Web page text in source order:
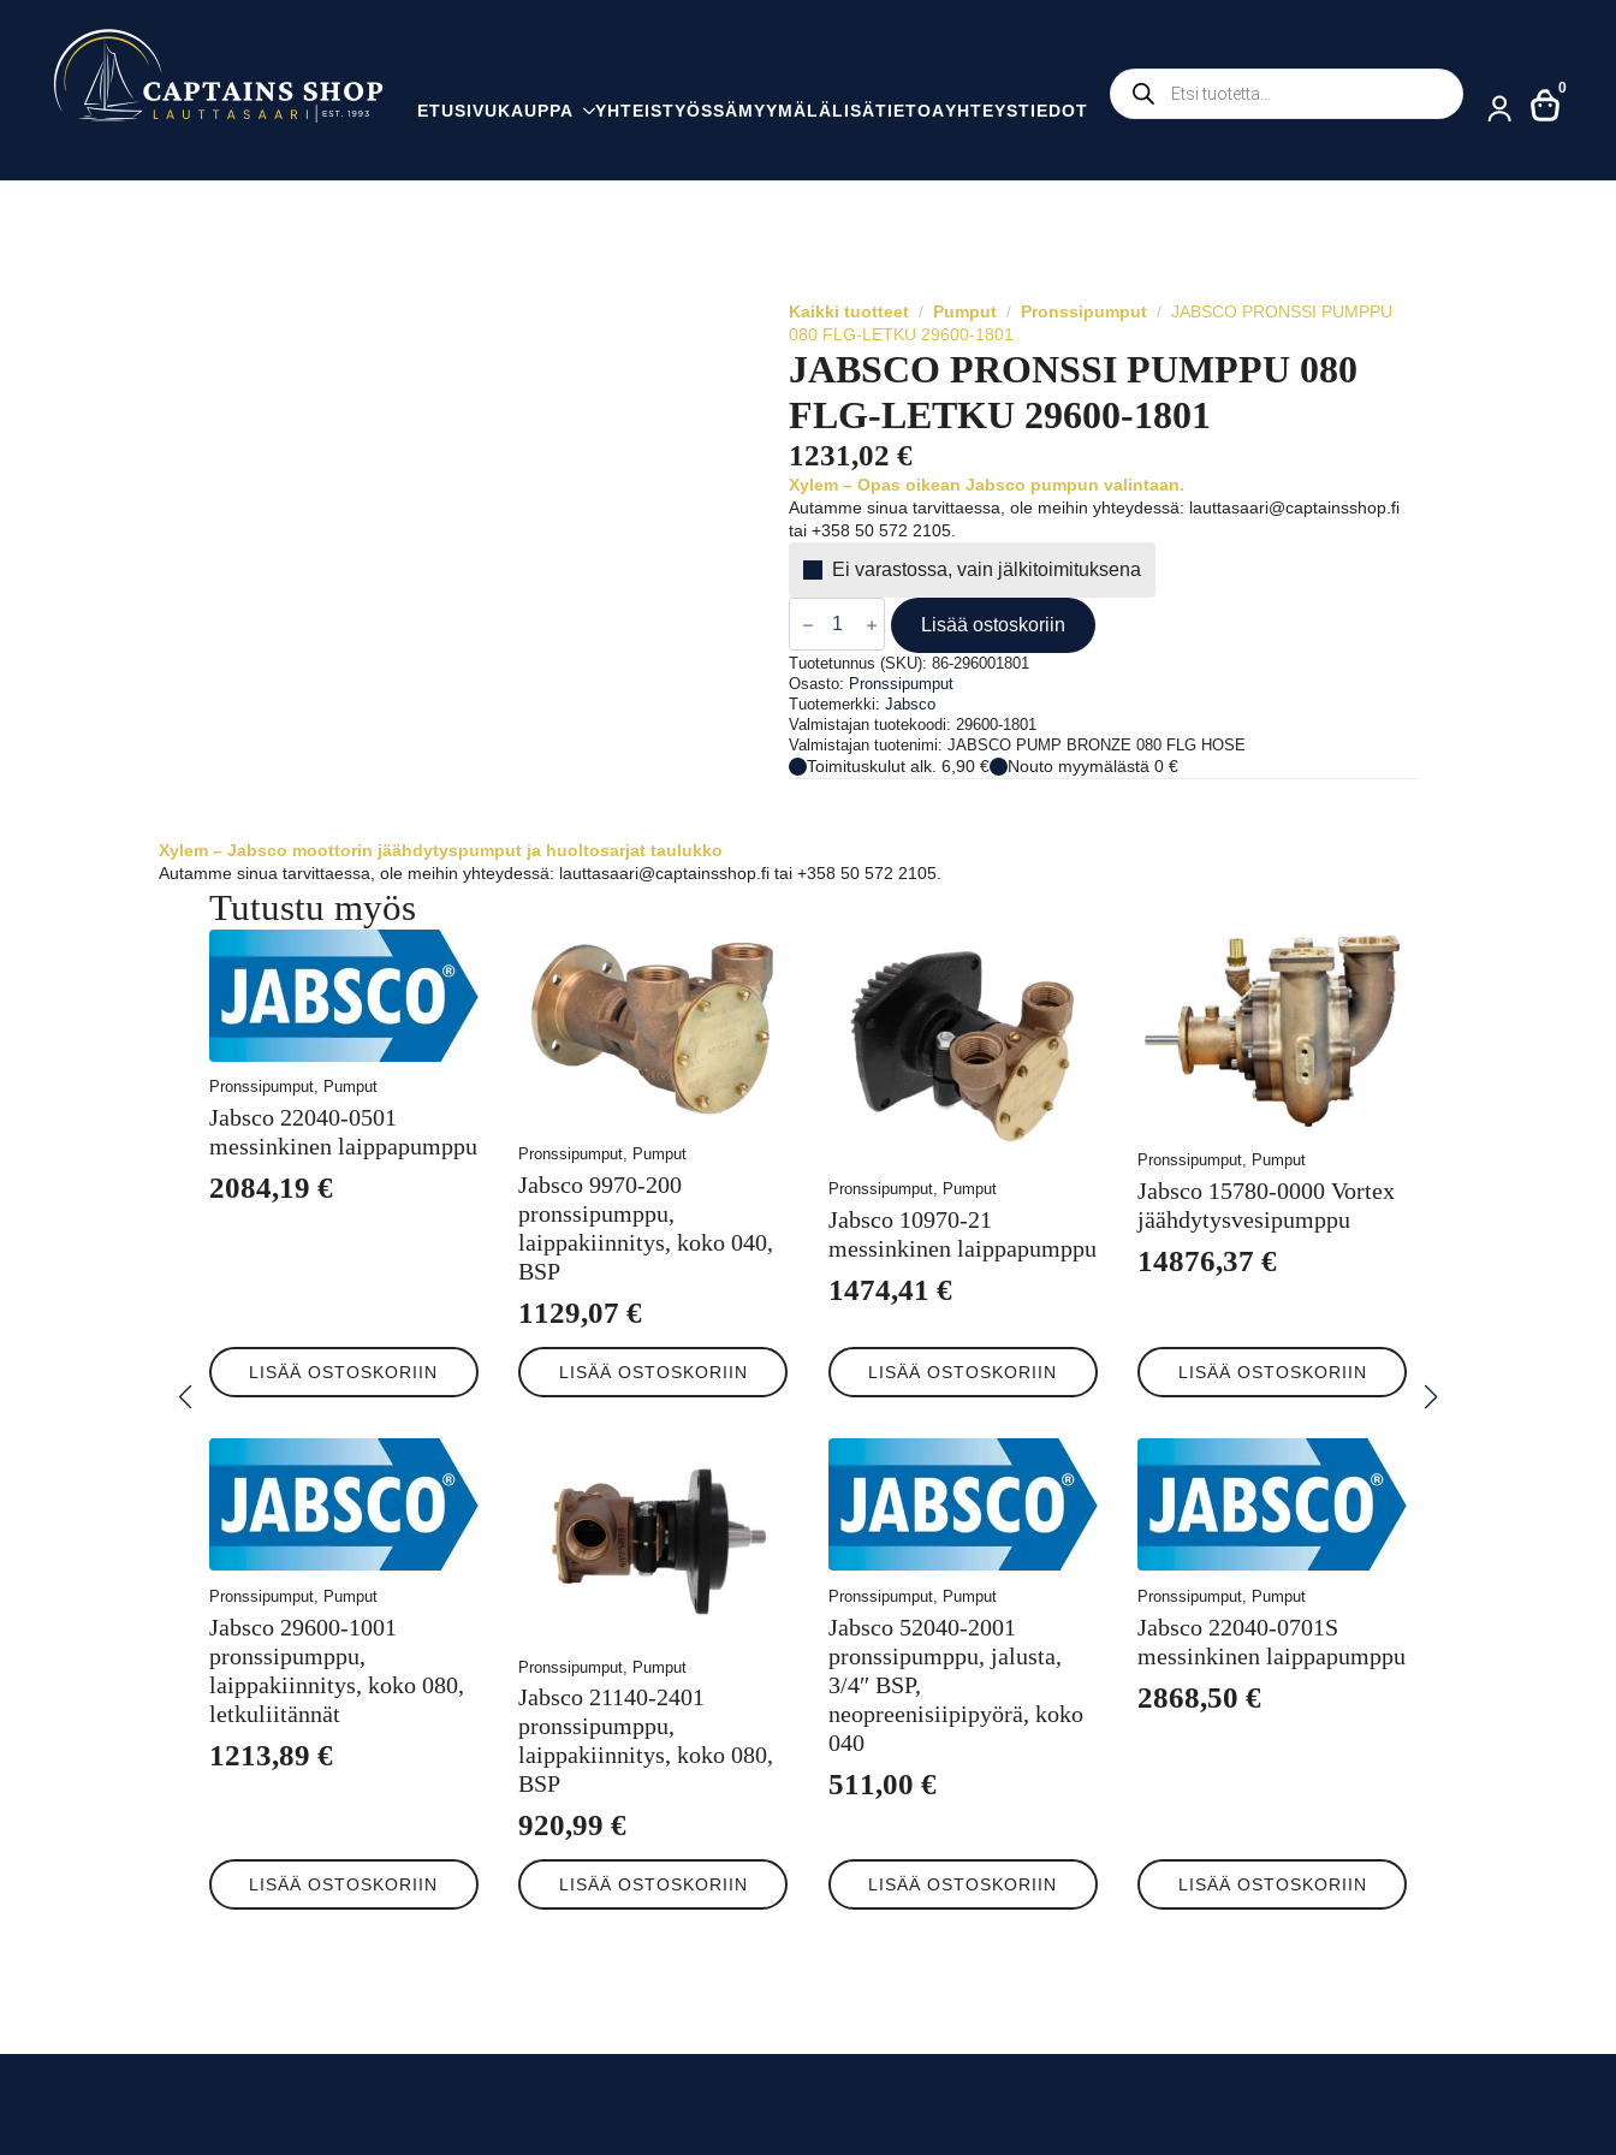
ETUSIVUKAUPPA YHTEISTYÖSSÄMYYMÄLÄLISÄTIETOAYHTEYSTIEDOT
Products
search
0
Kaikki tuotteet Pumput Pronssipumput
JABSCO PRONSSI PUMPPU
080 FLG-LETKU 29600-1801
JABSCO PRONSSI PUMPPU 080
FLG-LETKU 29600-1801
1231,02 €
Xylem – Opas oikean Jabsco pumpun valintaan.
Autamme sinua tarvittaessa, ole meihin yhteydessä: lauttasaari@captainsshop.fi
tai +358 50 572 2105.
Ei varastossa, vain jälkitoimituksena
JABSCO
PRONSSI
PUMPPU
080
FLG-
LETKU
29600-
1801
määrä
Lisää ostoskoriin
Tuotetunnus (SKU): 86-296001801
Osasto: Pronssipumput
Tuotemerkki: Jabsco
Valmistajan tuotekoodi: 29600-1801
Valmistajan tuotenimi: JABSCO PUMP BRONZE 080 FLG HOSE
Toimituskulut alk. 6,90 € Nouto myymälästä 0 €
Xylem – Jabsco moottorin jäähdytyspumput ja huoltosarjat taulukko
Autamme sinua tarvittaessa, ole meihin yhteydessä: lauttasaari@captainsshop.fi tai +358 50 572 2105.
Tutustu myös
Pronssipumput, Pumput
Jabsco 22040-0501
messinkinen laippapumppu
2084,19 €
LISÄÄ OSTOSKORIIN
Pronssipumput, Pumput
Jabsco 9970-200
pronssipumppu,
laippakiinnitys, koko 040,
BSP
1129,07€
LISÄÄ OSTOSKORIIN
Pronssipumput, Pumput
Jabsco 10970-21
messinkinen laippapumppu
1474,41 €
LISÄÄ OSTOSKORIIN
Pronssipumput, Pumput
Jabsco 15780-0000 Vortex
jäähdytysvesipumppu
14876,37€
LISÄÄ OSTOSKORIIN
Pronssipumput, Pumput
Jabsco 29600-1001
pronssipumppu,
laippakiinnitys, koko 080,
letkuliitännät
1213,89 €
LISÄÄ OSTOSKORIIN
Pronssipumput, Pumput
Jabsco 21140-2401
pronssipumppu,
laippakiinnitys, koko 080,
BSP
920,99€
LISÄÄ OSTOSKORIIN
Pronssipumput, Pumput
Jabsco 52040-2001
pronssipumppu, jalusta,
3/4″ BSP,
neopreenisiipipyörä, koko
040
511,00 €
LISÄÄ OSTOSKORIIN
Pronssipumput, Pumput
Jabsco 22040-0701S
messinkinen laippapumppu
2868,50€
LISÄÄ OSTOSKORIIN